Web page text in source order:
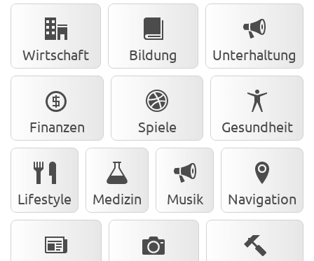
Wirtschaft Bildung Unterhaltung
Finanzen Spiele Gesundheit
Lifestyle Medizin Musik Navigation